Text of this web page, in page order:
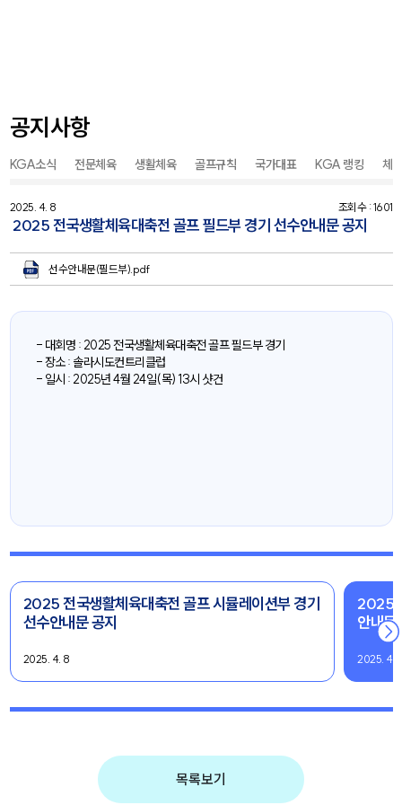
공지사항
KGA소식 전문체육 생활체육 골프규칙 국가대표 KGA 랭킹 체
2025. 4. 8 조회수 : 1601
2025 전국생활체육대축전 골프 필드부 경기 선수안내문 공지
선수안내문(필드부).pdf
- 대회명 : 2025 전국생활체육대축전 골프 필드부 경기
- 장소 : 솔라시도컨트리클럽
- 일시 : 2025년 4월 24일(목) 13시 샷건
2025 전국생활체육대축전 골프 시뮬레이션부 경기
선수안내문 공지
2025. 4. 8
2025
안내문
2025. 4.
목록보기